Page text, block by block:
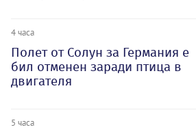
4 часа
Полет от Солун за Германия е
бил отменен заради птица в
двигателя
5 часа